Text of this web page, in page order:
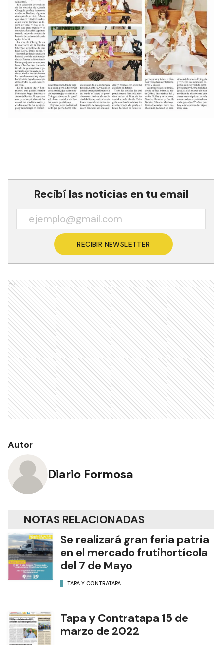
Recibí las noticias en tu email
RECIBIR NEWSLETTER
Ads
Autor
Diario Formosa
NOTAS RELACIONADAS
Se realizará gran feria patria
en el mercado frutihortícola
del 7 de Mayo
TAPA Y CONTRATAPA
Tapa y Contratapa 15 de
marzo de 2022